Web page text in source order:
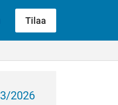
Tilaa
3/2026